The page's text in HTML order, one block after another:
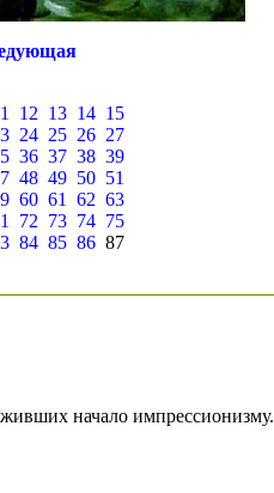
12 13 14 15
24 25 26 27
36 37 38 39
48 49 50 51
60 61 62 63
72 73 74 75
84 85 86 87
начало импрессионизму.